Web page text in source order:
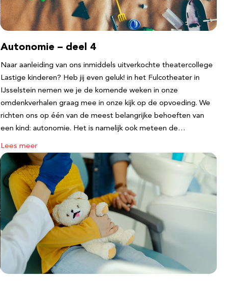
Autonomie – deel 4
Naar aanleiding van ons inmiddels uitverkochte theatercollege
Lastige kinderen? Heb jij even geluk! in het Fulcotheater in
IJsselstein nemen we je de komende weken in onze
omdenkverhalen graag mee in onze kijk op de opvoeding. We
richten ons op één van de meest belangrijke behoeften van
een kind: autonomie. Het is namelijk ook meteen de…
Lees meer